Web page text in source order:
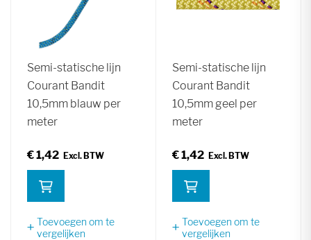
Semi-statische lijn
Courant Bandit
10,5mm blauw per
meter
€ 1,42
Toevoegen om te
vergelijken
Semi-statische lijn
Courant Bandit
10,5mm geel per
meter
€ 1,42
Toevoegen om te
vergelijken